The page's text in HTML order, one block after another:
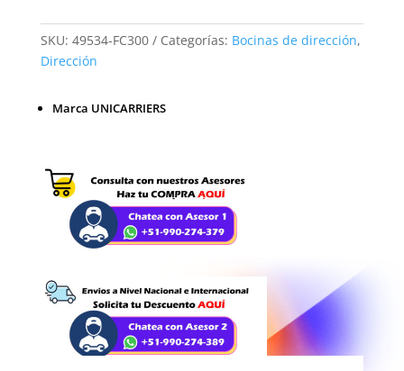
SKU: 49534-FC300 Categorías: Bocinas de dirección,
Dirección
Marca UNICARRIERS